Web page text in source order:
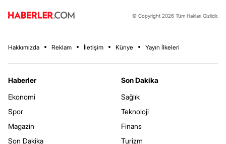
© Copyright 2026 Tüm Hakları Gizlidir.
Hakkımızda Reklam İletişim Künye Yayın İlkeleri
Haberler
Ekonomi
Spor
Magazin
Son Dakika
Son Dakika
Sağlık
Teknoloji
Finans
Turizm